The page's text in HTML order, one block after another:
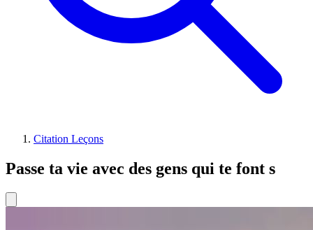
Citation Leçons
Passe ta vie avec des gens qui te font s